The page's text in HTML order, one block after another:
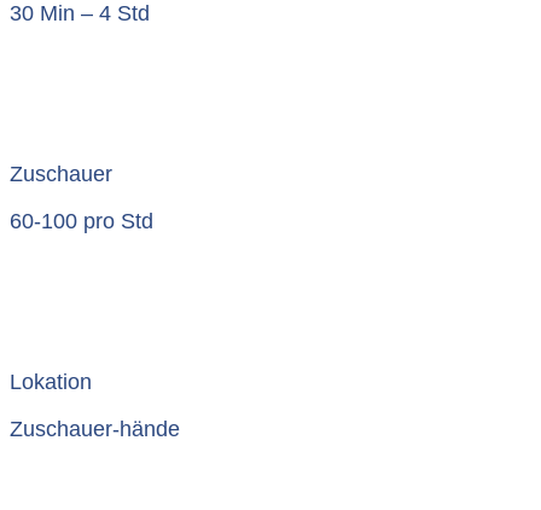
30 Min – 4 Std
Zuschauer
60-100 pro Std
Lokation
Zuschauer-hände